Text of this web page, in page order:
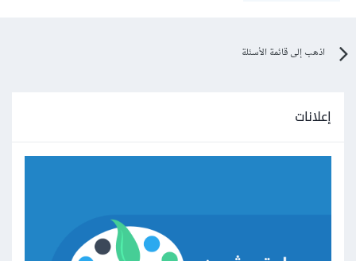
اذهب إلى قائمة الأسئلة
إعلانات